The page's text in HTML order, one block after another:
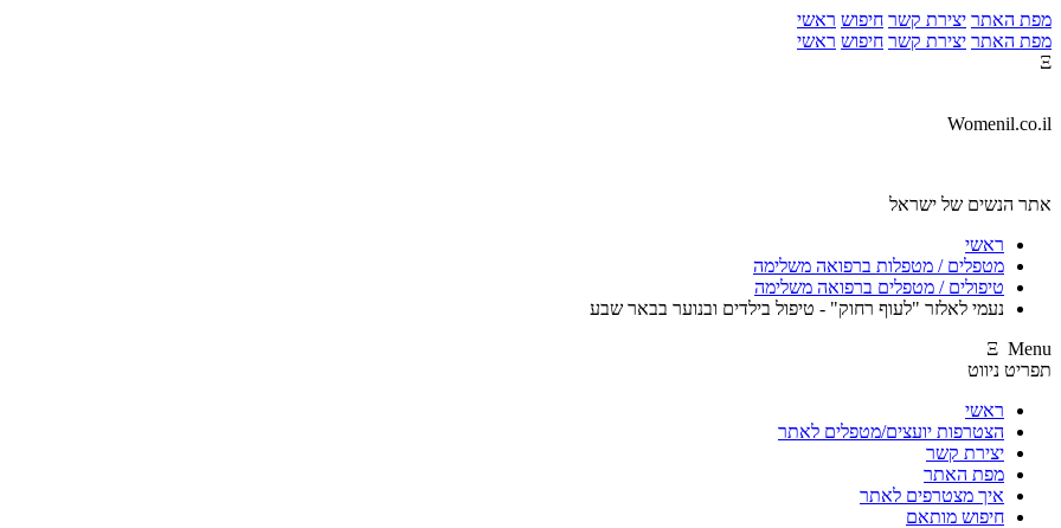
מפת האתר יצירת קשר חיפוש ראשי
מפת האתר יצירת קשר חיפוש ראשי
Ξ
Womenil.co.il
אתר הנשים של ישראל
ראשי
מטפלים / מטפלות ברפואה משלימה
טיפולים / מטפלים ברפואה משלימה
נעמי לאלזר "לעוף רחוק" - טיפול בילדים ובנוער בבאר שבע
Ξ Menu
תפריט ניווט
ראשי
הצטרפות יועצים/מטפלים לאתר
יצירת קשר
מפת האתר
איך מצטרפים לאתר
חיפוש מותאם